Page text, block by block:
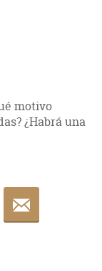
motivo
¿Habrá una